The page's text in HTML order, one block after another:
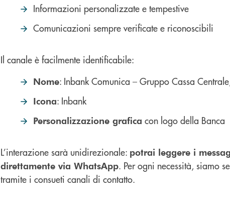
Informazioni personalizzate e tempestive
Comunicazioni sempre verificate e riconoscibili
Il canale è facilmente identificabile:
Nome: Inbank Comunica – Gruppo Cassa
Icona: Inbank
Personalizzazione grafica con logo della Banca
L’interazione sarà unidirezionale: potrai leggere i
direttamente via WhatsApp. Per ogni necessità, siamo
tramite i consueti canali di contatto.